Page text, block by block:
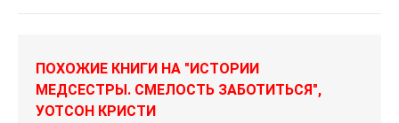
ПОХОЖИЕ КНИГИ НА "ИСТОРИИ
МЕДСЕСТРЫ. СМЕЛОСТЬ ЗАБОТИТЬСЯ",
УОТСОН КРИСТИ